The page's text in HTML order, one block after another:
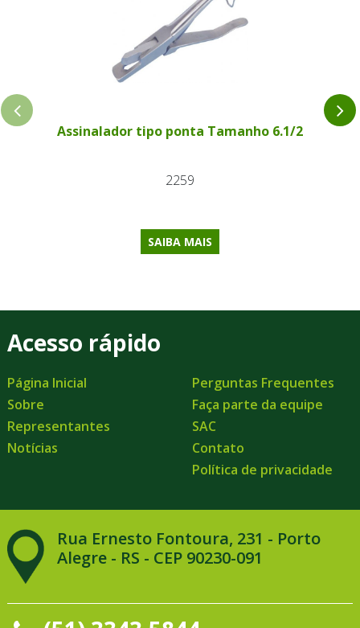
Assinalador tipo ponta Tamanho 6.1/2
2259
SAIBA MAIS
Acesso rápido
Página Inicial
Sobre
Representantes
Notícias
Perguntas Frequentes
Faça parte da equipe
SAC
Contato
Política de privacidade
Rua Ernesto Fontoura, 231 - Porto
Alegre - RS - CEP 90230-091